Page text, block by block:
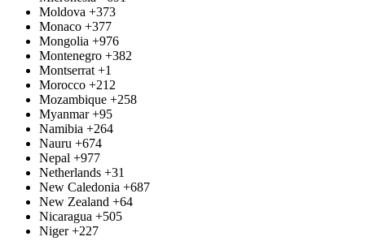
Moldova +373
Monaco +377
Mongolia +976
Montenegro +382
Montserrat +1
Morocco +212
Mozambique +258
Myanmar +95
Namibia +264
Nauru +674
Nepal +977
Netherlands +31
New Caledonia +687
New Zealand +64
Nicaragua +505
Niger +227